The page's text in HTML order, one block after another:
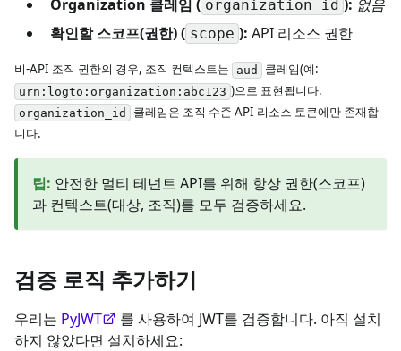
Organization 클레임 ( organization_id ): 없음
확인할 스코프(권한) ( scope ): API 리소스 권한
비-API 조직 권한의 경우, 조직 컨텍스트는 aud 클레임(예:
urn:logto:organization:abc123 )으로 표현됩니다.
organization_id
클레임은 조직 수준 API 리소스 토큰에만 존재합
니다.
팁: 안전한 멀티 테넌트 API를 위해 항상 권한(스코프)
과 컨텍스트(대상, 조직)를 모두 검증하세요.
검증 로직 추가하기
우리는 PyJWT
를 사용하여 JWT를 검증합니다. 아직 설치
하지 않았다면 설치하세요: